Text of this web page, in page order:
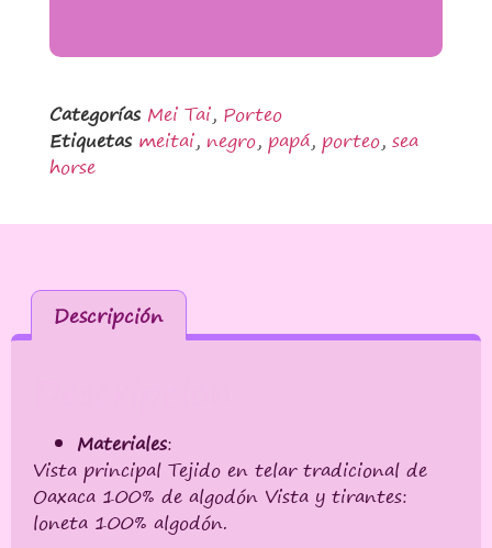
Categorías Mei Tai, Porteo
Etiquetas meitai, negro, papá, porteo, sea
horse
Descripción
Materiales:
Vista principal Tejido en telar tradicional de
Oaxaca 100% de algodón Vista y tirantes:
loneta 100% algodón.